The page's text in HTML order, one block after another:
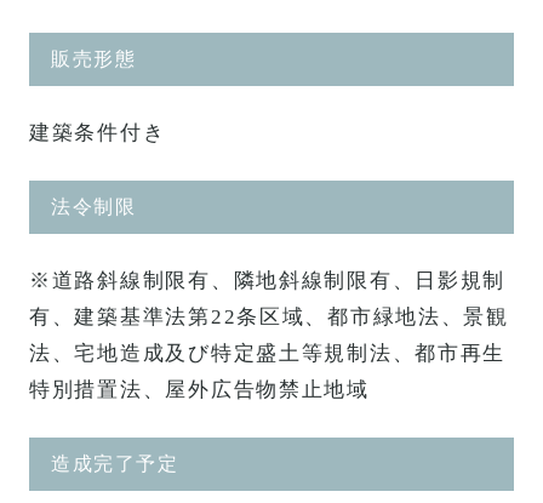
販売形態
建築条件付き
法令制限
※道路斜線制限有、隣地斜線制限有、日影規制
有、建築基準法第22条区域、都市緑地法、景観
法、宅地造成及び特定盛土等規制法、都市再生
特別措置法、屋外広告物禁止地域
造成完了予定